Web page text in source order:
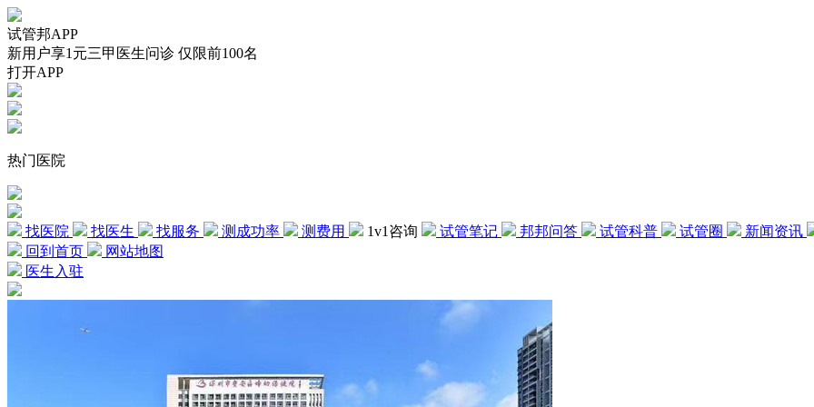
试管邦APP
新用户享1元三甲医生问诊 仅限前100名
打开APP
热门医院
找医院 找医生 找服务 测成功率 测费用 1v1咨询 试管笔记 邦邦问答 试管科普 试管圈
新闻资讯
回到首页
网站地图
医生入驻